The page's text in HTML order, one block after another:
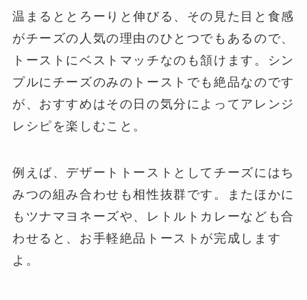
温まるととろーりと伸びる、その見た目と食感
がチーズの人気の理由のひとつでもあるので、
トーストにベストマッチなのも頷けます。シン
プルにチーズのみのトーストでも絶品なのです
が、おすすめはその日の気分によってアレンジ
レシピを楽しむこと。
例えば、デザートトーストとしてチーズにはち
みつの組み合わせも相性抜群です。またほかに
もツナマヨネーズや、レトルトカレーなども合
わせると、お手軽絶品トーストが完成します
よ。